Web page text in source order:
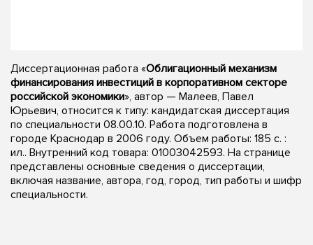
Диссертационная работа «Облигационный механизм
финансирования инвестиций в корпоративном секторе
российской экономики», автор — Малеев, Павел
Юрьевич, относится к типу: кандидатская диссертация
по специальности 08.00.10. Работа подготовлена в
городе Краснодар в 2006 году. Объем работы: 185 с. :
ил.. Внутренний код товара: 01003042593. На странице
представлены основные сведения о диссертации,
включая название, автора, год, город, тип работы и шифр
специальности.